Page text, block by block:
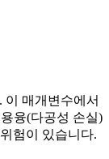
이 매개변수에서
융(다공성 손실)
험이 있습니다.